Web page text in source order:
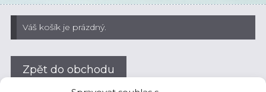
Váš košík je prázdný.
Zpět do obchodu